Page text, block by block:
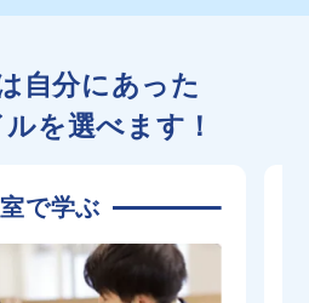
自分にあった
を選べます！
で学ぶ